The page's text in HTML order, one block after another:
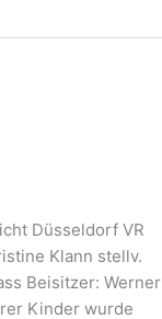
Düsseldorf VR
Klann stellv.
Beisitzer: Werner
Kinder wurde